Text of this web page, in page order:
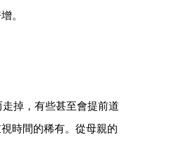
。
掉，有些甚至會提前道
時間的稀有。從母親的